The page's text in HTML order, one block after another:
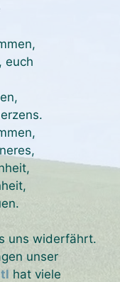
euch
uns widerfährt.
unser
hat viele